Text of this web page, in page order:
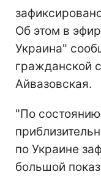
Об этом в
Украина"
гражданской
Айвазовская.
"По
по Украине
большой